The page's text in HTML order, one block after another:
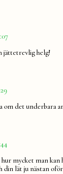
jättetrevlig helg!
om det underbara
mycket man kan
din lät ju nästan